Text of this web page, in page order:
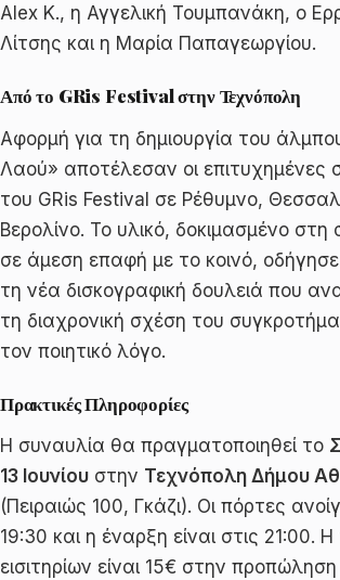
Alex K., η Αγγελική Τουμπανάκη, ο
Λίτσης και η Μαρία Παπαγεωργίου.
Από το GRis Festival στην Τεχνόπολη
Αφορμή για τη δημιουργία του
Λαού» αποτέλεσαν οι επιτυχημένες
του GRis Festival σε Ρέθυμνο,
Βερολίνο. Το υλικό, δοκιμασμένο στη
σε άμεση επαφή με το κοινό,
τη νέα δισκογραφική δουλειά που
τη διαχρονική σχέση του
τον ποιητικό λόγο.
Πρακτικές Πληροφορίες
Η συναυλία θα πραγματοποιηθεί το
13 Ιουνίου στην Τεχνόπολη Δήμου
(Πειραιώς 100, Γκάζι). Οι πόρτες
19:30 και η έναρξη είναι στις 21:00.
εισιτηρίων είναι 15€ στην